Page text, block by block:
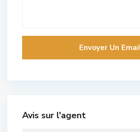
Avis sur l'agent